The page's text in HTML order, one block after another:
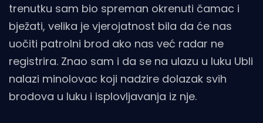
trenutku sam bio spreman okrenuti čamac i
bježati, velika je vjerojatnost bila da će nas
uočiti patrolni brod ako nas već radar ne
registrira. Znao sam i da se na ulazu u luku Ubli
nalazi minolovac koji nadzire dolazak svih
brodova u luku i isplovljavanja iz nje.